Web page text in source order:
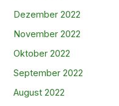
Dezember 2022
November 2022
Oktober 2022
September 2022
August 2022